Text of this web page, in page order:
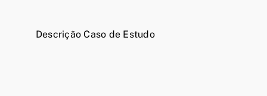
Descrição Caso de Estudo